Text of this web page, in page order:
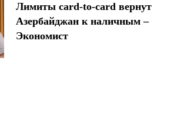
Лимиты card-to-card вернут
Азербайджан к наличным –
Экономист